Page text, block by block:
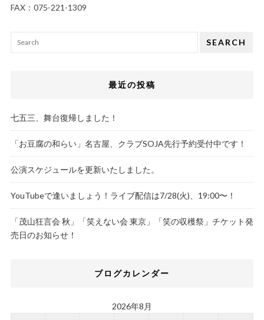
FAX：075-221-1309
SEARCH
最近の投稿
七五三、舞台復帰しました！
「お豆腐の和らい」名古屋、クラブSOJA先行予約受付中です！
公演スケジュールを更新いたしました。
YouTubeで逢いましょう！ライブ配信は7/28(火)、19:00〜！
「茂山狂言会 秋」「笑えない会 東京」「笑の収穫祭」チケット発
売日のお知らせ！
ブログカレンダー
2026年8月